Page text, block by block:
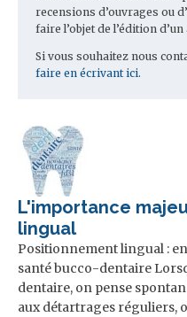
recensions d’ouvrages ou
faire l’objet de l’édition
Si vous souhaitez nous
faire en écrivant ici.
L'importance
lingual
Positionnement lingual :
santé bucco-dentaire
dentaire, on pense
aux détartrages réguliers,